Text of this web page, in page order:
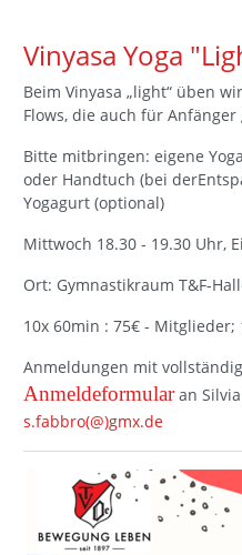
Vinyasa Yoga
Beim Vinyasa „light“ üben
Flows, die auch für
Bitte mitbringen: eigene
oder Handtuch (bei
Yogagurt (optional)
Mittwoch 18.30 - 19.30 Uhr,
Ort: Gymnastikraum T&F-
10x 60min : 75€ -
Anmeldungen mit
Anmeldeformularan
s.fabbro(@)gmx.de